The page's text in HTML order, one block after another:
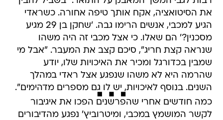
את הסיטואציה, אקח אותך טיפה אחורה. כשראדי
הגיע למכבי, אנשים הרימו גבה. 'שחקן בן 29 מגיע
מסכנין?' הם שאלו. כי אצל מכבי זה היה משהו
שנראה קצת חריג", סיכם קצב את המעבר. "אבל מי
שמבין בכדורגל ומכיר את האיכויות שלו, יודע
שהרמה היא לא משהו שנפגע אצל ראדי במהלך
השנים. בנוסף לאיכויות, יש לו גם מספרים מדהימים".
כמה חודשים אחרי שהפרשנים הפכו את איגיבור
לקשר המושמץ במכבי, ומיטרוביץ' נפגע מהדיבורים